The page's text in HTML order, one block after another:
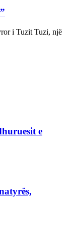
i Tuzit Tuzi, një
e